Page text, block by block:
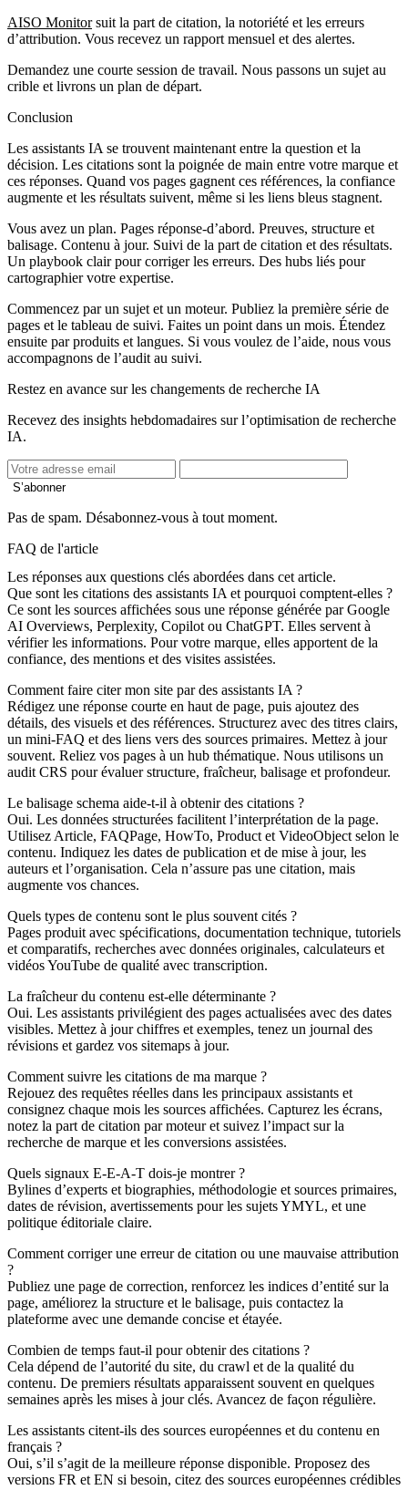
AISO Monitorsuit la part de citation, la notoriété et les erreurs
d’attribution. Vous recevez un rapport mensuel et des alertes.
Demandez une courte session de travail. Nous passons un sujet au
crible et livrons un plan de départ.
Conclusion
Les assistants IA se trouvent maintenant entre la question et la
décision. Les citations sont la poignée de main entre votre marque et
ces réponses. Quand vos pages gagnent ces références, la confiance
augmente et les résultats suivent, même si les liens bleus stagnent.
Vous avez un plan. Pages réponse‑d’abord. Preuves, structure et
balisage. Contenu à jour. Suivi de la part de citation et des résultats.
Un playbook clair pour corriger les erreurs. Des hubs liés pour
cartographier votre expertise.
Commencez par un sujet et un moteur. Publiez la première série de
pages et le tableau de suivi. Faites un point dans un mois. Étendez
ensuite par produits et langues. Si vous voulez de l’aide, nous vous
accompagnons de l’audit au suivi.
Restez en avance sur les changements de recherche IA
Recevez des insights hebdomadaires sur l’optimisation de recherche
IA.
S’abonner
Pas de spam. Désabonnez-vous à tout moment.
FAQ de l'article
Les réponses aux questions clés abordées dans cet article.
Que sont les citations des assistants IA et pourquoi comptent‑elles ?
Ce sont les sources affichées sous une réponse générée par Google
AI Overviews, Perplexity, Copilot ou ChatGPT. Elles servent à
vérifier les informations. Pour votre marque, elles apportent de la
confiance, des mentions et des visites assistées.
Comment faire citer mon site par des assistants IA ?
Rédigez une réponse courte en haut de page, puis ajoutez des
détails, des visuels et des références. Structurez avec des titres clairs,
un mini‑FAQ et des liens vers des sources primaires. Mettez à jour
souvent. Reliez vos pages à un hub thématique. Nous utilisons un
audit CRS pour évaluer structure, fraîcheur, balisage et profondeur.
Le balisage schema aide‑t‑il à obtenir des citations ?
Oui. Les données structurées facilitent l’interprétation de la page.
Utilisez Article, FAQPage, HowTo, Product et VideoObject selon le
contenu. Indiquez les dates de publication et de mise à jour, les
auteurs et l’organisation. Cela n’assure pas une citation, mais
augmente vos chances.
Quels types de contenu sont le plus souvent cités ?
Pages produit avec spécifications, documentation technique, tutoriels
et comparatifs, recherches avec données originales, calculateurs et
vidéos YouTube de qualité avec transcription.
La fraîcheur du contenu est‑elle déterminante ?
Oui. Les assistants privilégient des pages actualisées avec des dates
visibles. Mettez à jour chiffres et exemples, tenez un journal des
révisions et gardez vos sitemaps à jour.
Comment suivre les citations de ma marque ?
Rejouez des requêtes réelles dans les principaux assistants et
consignez chaque mois les sources affichées. Capturez les écrans,
notez la part de citation par moteur et suivez l’impact sur la
recherche de marque et les conversions assistées.
Quels signaux E‑E‑A‑T dois‑je montrer ?
Bylines d’experts et biographies, méthodologie et sources primaires,
dates de révision, avertissements pour les sujets YMYL, et une
politique éditoriale claire.
Comment corriger une erreur de citation ou une mauvaise attribution
?
Publiez une page de correction, renforcez les indices d’entité sur la
page, améliorez la structure et le balisage, puis contactez la
plateforme avec une demande concise et étayée.
Combien de temps faut‑il pour obtenir des citations ?
Cela dépend de l’autorité du site, du crawl et de la qualité du
contenu. De premiers résultats apparaissent souvent en quelques
semaines après les mises à jour clés. Avancez de façon régulière.
Les assistants citent‑ils des sources européennes et du contenu en
français ?
Oui, s’il s’agit de la meilleure réponse disponible. Proposez des
versions FR et EN si besoin, citez des sources européennes crédibles